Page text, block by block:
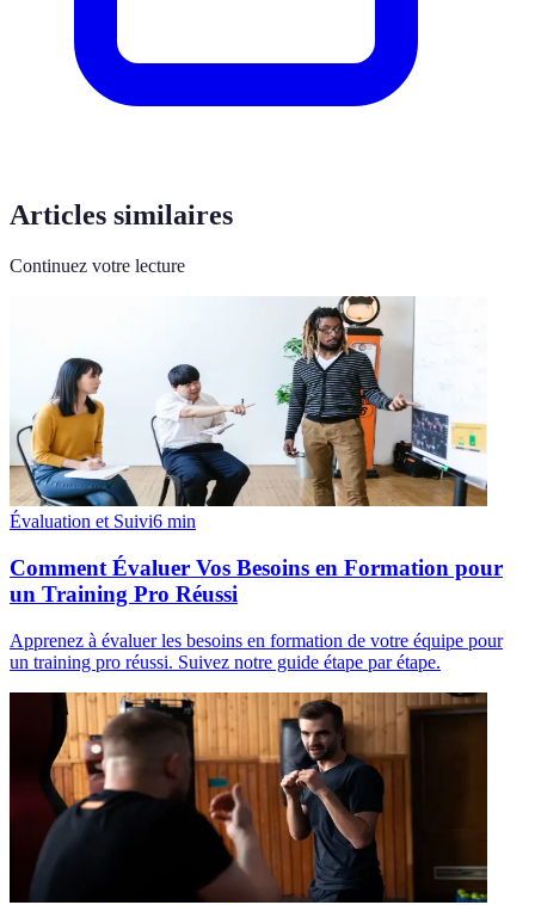
Articles similaires
Continuez votre lecture
Évaluation et Suivi6 min
Comment Évaluer Vos Besoins en Formation pour
un Training Pro Réussi
Apprenez à évaluer les besoins en formation de votre équipe pour
un training pro réussi. Suivez notre guide étape par étape.